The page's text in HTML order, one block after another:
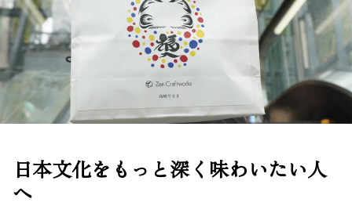
日本文化をもっと深く味わいたい人
へ